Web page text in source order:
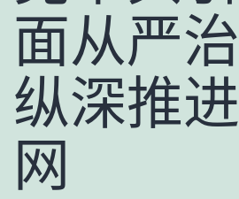
面从严
纵深推
网